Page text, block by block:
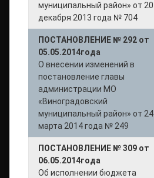
муниципальный район» от 20
декабря 2013 года № 704
ПОСТАНОВЛЕНИЕ № 292 от
05.05.2014года
О внесении изменений в
постановление главы
администрации МО
«Виноградовский
муниципальный район» от 24
марта 2014 года № 249
ПОСТАНОВЛЕНИЕ № 309 от
06.05.2014года
Об исполнении бюджета